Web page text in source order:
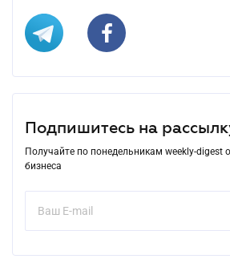
Подпишитесь на
Получайте по понедельникам weekly-digest
бизнеса